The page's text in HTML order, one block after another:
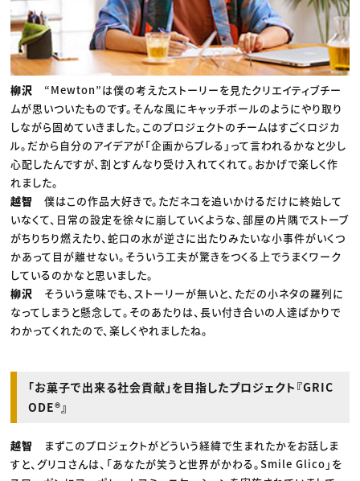
柳沢“Mewton”は僕の考えたストーリーを見たクリエイティブチー
ムが思いついたものです。そんな風にキャッチボールのようにやり取り
しながら固めていきました。このプロジェクトのチームはすごくロジカ
ル。だから自分のアイデアが「企画からブレる」って言われるかなと少し
心配したんですが、割とすんなり受け入れてくれて。おかげで楽しく作
れました。
越智僕はこの作品大好きで。ただネコを追いかけるだけに終始して
いなくて、日常の設定を徐々に崩していくような、部屋の片隅でストーブ
がちりちり燃えたり、蛇口の水が逆さに出たりみたいな小事件がいくつ
かあって目が離せない。そういう工夫が驚きをつくる上でうまくワーク
しているのかなと思いました。
柳沢 そういう意味でも、ストーリーが無いと、ただの小ネタの羅列に
なってしまうと懸念して。そのあたりは、長い付き合いの人達ばかりで
わかってくれたので、楽しくやれましたね。
「お菓子で出来る社会貢献」を目指したプロジェクト『GRIC
ODE®』
越智 まずこのプロジェクトがどういう経緯で生まれたかをお話しま
すと、グリコさんは、「あなたが笑うと世界がかわる。Smile Glico」を